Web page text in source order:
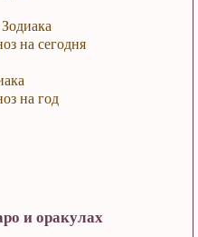
на сегодня
на год
и оракулах